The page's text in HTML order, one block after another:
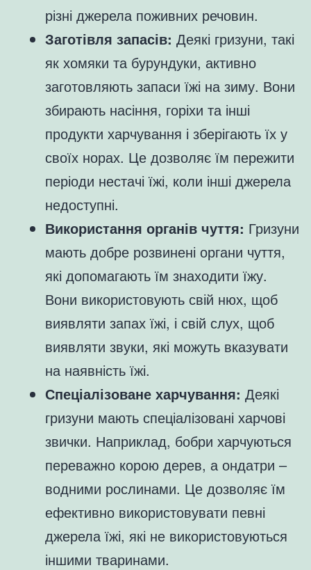
різні джерела поживних речовин.
Заготівля запасів: Деякі гризуни, такі
як хомяки та бурундуки, активно
заготовляють запаси їжі на зиму. Вони
збирають насіння, горіхи та інші
продукти харчування і зберігають їх у
своїх норах. Це дозволяє їм пережити
періоди нестачі їжі, коли інші джерела
недоступні.
Використання органів чуття: Гризуни
мають добре розвинені органи чуття,
які допомагають їм знаходити їжу.
Вони використовують свій нюх, щоб
виявляти запах їжі, і свій слух, щоб
виявляти звуки, які можуть вказувати
на наявність їжі.
Спеціалізоване харчування: Деякі
гризуни мають спеціалізовані харчові
звички. Наприклад, бобри харчуються
переважно корою дерев, а ондатри –
водними рослинами. Це дозволяє їм
ефективно використовувати певні
джерела їжі, які не використовуються
іншими тваринами.